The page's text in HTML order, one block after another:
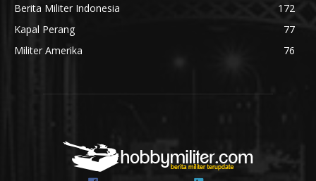
Berita Militer Indonesia
172
Kapal Perang
77
Militer Amerika
76